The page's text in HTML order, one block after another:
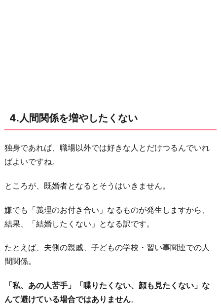
4.人間関係を増やしたくない
独身であれば、職場以外では好きな人とだけつるんでいれ
ばよいですね。
ところが、既婚者となるとそうはいきません。
嫌でも「義理のお付き合い」なるものが発生しますから、
結果、「結婚したくない」となる訳です。
たとえば、夫側の親戚、子どもの学校・習い事関連での人
間関係。
「私、あの人苦手」「喋りたくない、顔も見たくない」な
んて避けている場合ではありません。